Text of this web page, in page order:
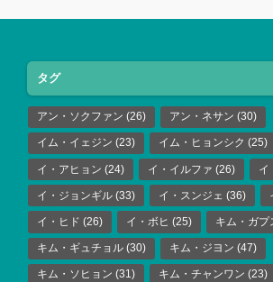
タグ
アン・ソクファン (26) アン・ネサン (30)
イム・イェジン (23) イム・ヒョンシク (25)
イ・アヒョン (24) イ・イルファ (26) イ
イ・ジョンギル (33) イ・スンジェ (36)
イ・ヒド (26) イ・ボヒ (25) キム・ガプ
キム・ギュチョル (30) キム・ジヨン (47)
キム・ソヒョン (31) キム・チャンワン (23)